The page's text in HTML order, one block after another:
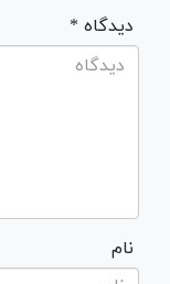
* دیدگاه
نام